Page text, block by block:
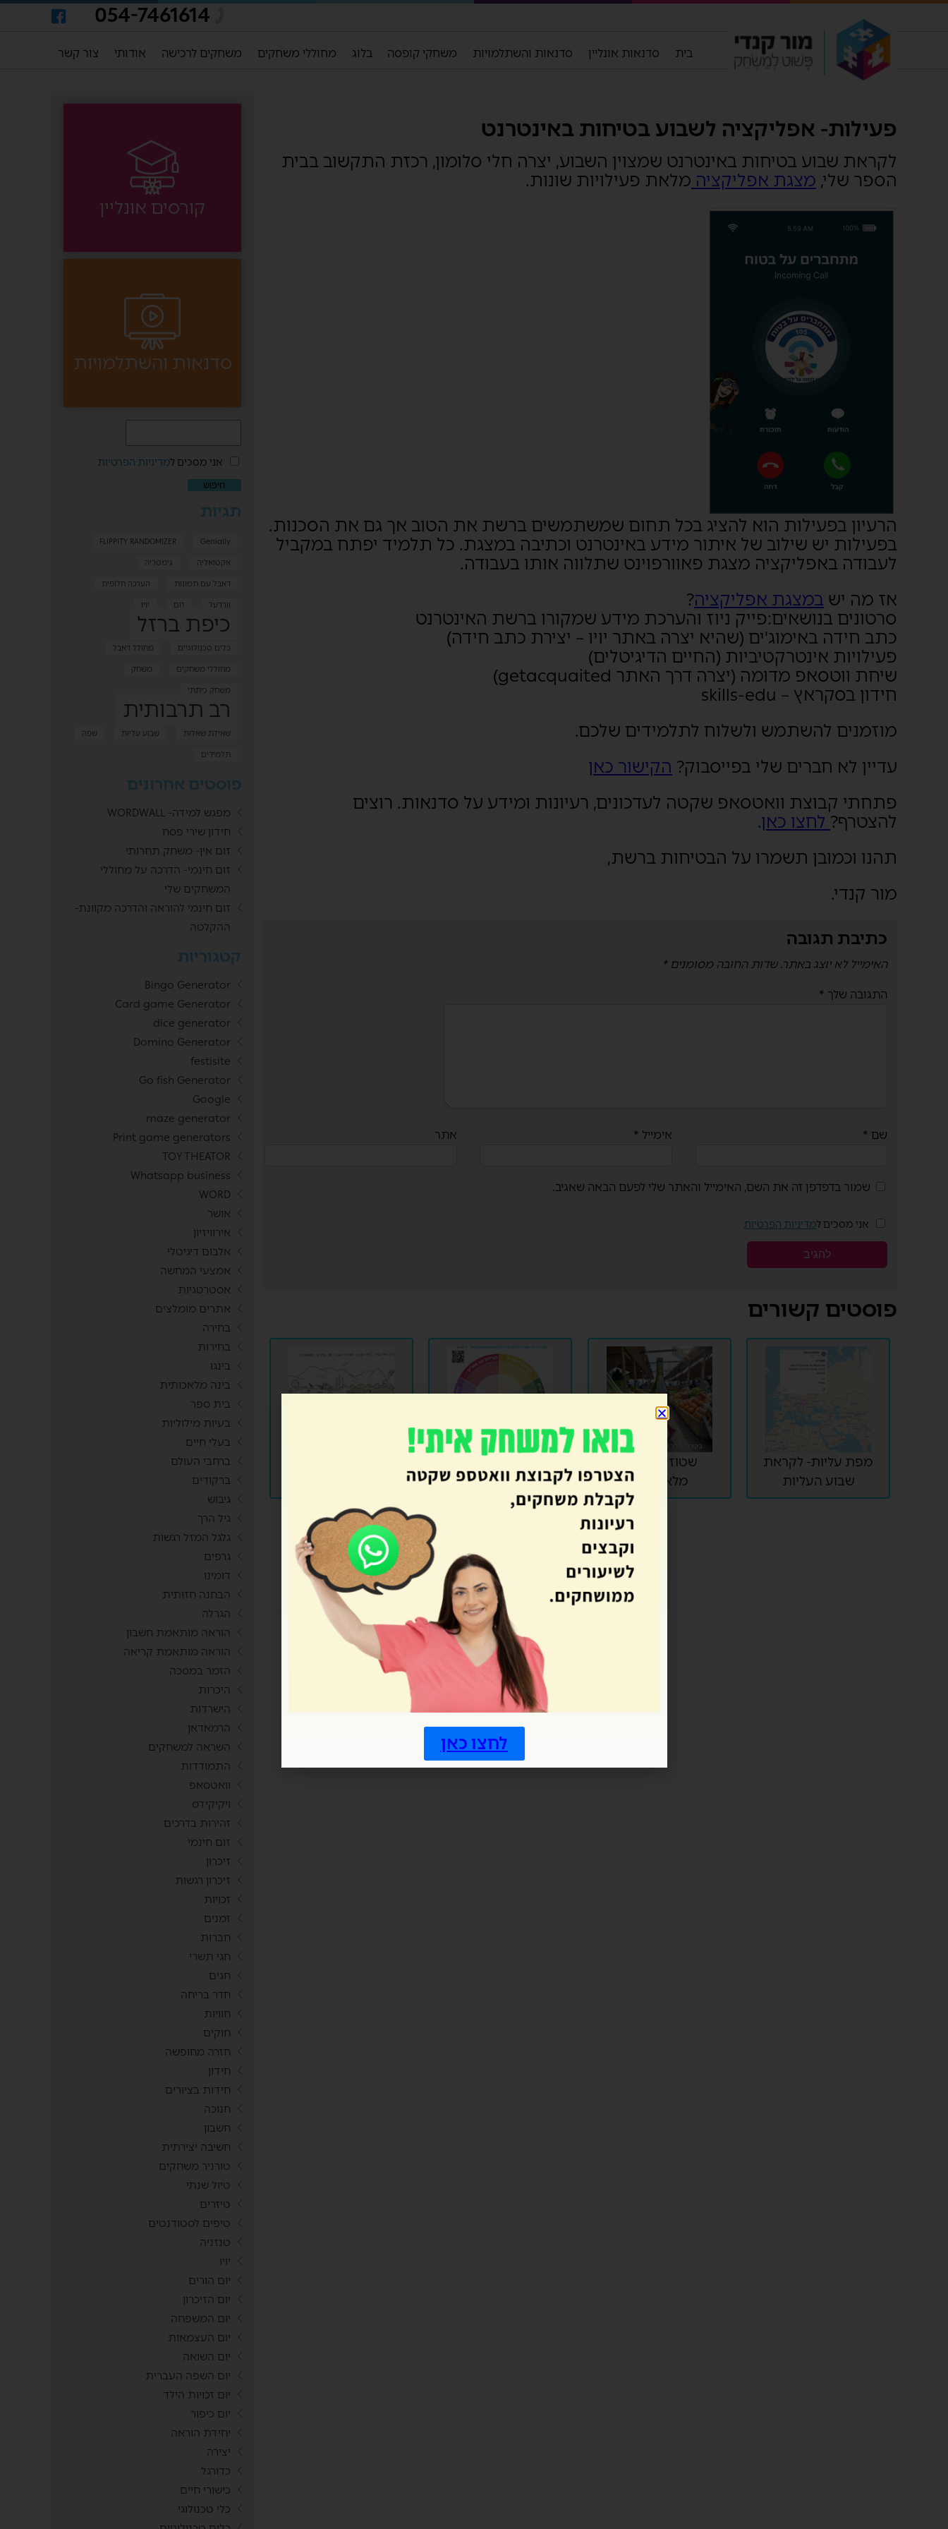
054-7461614
בית סדנאות אונליין סדנאות והשתלמויות משחקי קופסה בלוג מחוללי משחקים משחקים לרכישה אודותי צור קשר
פעילות- אפליקציה לשבוע בטיחות באינטרנט
לקראת שבוע בטיחות באינטרנט שמצוין השבוע, יצרה חלי סלומון, רכזת התקשוב בבית
הספר שלי, מצגת אפליקציה מלאת פעילויות שונות.
הרעיון בפעילות הוא להציג בכל תחום שמשתמשים ברשת את הטוב אך גם את הסכנות.
בפעילות יש שילוב של איתור מידע באינטרנט וכתיבה במצגת. כל תלמיד יפתח במקביל
לעבודה באפליקציה מצגת פאוורפוינט שתלווה אותו בעבודה.
אז מה יש במצגת אפליקציה?
סרטונים בנושאים:פייק ניוז והערכת מידע שמקורו ברשת האינטרנט
כתב חידה באימוג'ים (שהיא יצרה באתר יויו – יצירת כתב חידה)
פעילויות אינטרקטיביות (החיים הדיגיטלים)
שיחת ווטסאפ מדומה (יצרה דרך האתר getacquaited)
חידון בסקראץ – skills-edu
מוזמנים להשתמש ולשלוח לתלמידים שלכם.
עדיין לא חברים שלי בפייסבוק? הקישור כאן
פתחתי קבוצת וואטסאפ שקטה לעדכונים, רעיונות ומידע על סדנאות. רוצים
להצטרף? לחצו כאן.
תהנו וכמובן תשמרו על הבטיחות ברשת,
מור קנדי.
כתיבת תגובה
האימייל לא יוצג באתר. שדות החובה מסומנים*
התגובה שלך *
שם * אימייל * אתר
שמור בדפדפן זה את השם, האימייל והאתר שלי לפעם הבאה שאגיב.
אני מסכים למדיניות הפרטיות
פוסטים קשורים
מפת עליות- לקראת
שבוע העליות
שטוזים בבינה
מלאכותית
חוסן- יצירת סדר יום
מאוזן
קורסים אונליין
סדנאות והשתלמויות
אני מסכים למדיניות הפרטיות
תגיות
FLIPPITY RANDOMIZER
Genially
אקטואליה
גימטריה
דאבל עם תמונות
הערכה חלופית
וורדעל
זום יויו
כיפת ברזל
כלים טכנולוגיים
מחולל דאבל
מחוללי משחקים
משחק
משחק כיתתי
רב תרבותית
שאילת שאלות שבוע עליות
שפה
תלמידים
פוסטים אחרונים
מפגש למידה- WORDWALL
חידון שירי פסח
זום אין- משחק תחרותי
זום חינמי- הדרכה על מחוללי
המשחקים שלי
זום חינמי להוראה והדרכה מקוונת-
ההקלטה
קטגוריות
Bingo Generator
Card game Generator
dice generator
Domino Generator
festisite
Go fish Generator
Google
maze generator
Print game generators
TOY THEATOR
Whatsapp business
WORD
אושר
אירוויזיון
אלבום דיגיטלי
אמצעי המחשה
אסטרטגיות
אתרים מומלצים
בחירה
בחירות
בינגו
בינה מלאכותית
בית ספר
בעיות מילוליות
בעלי חיים
ברחבי העולם
ברקודים
גיבוש
גיל הרך
גלגל המזל רגשות
גרפים
דומינו
הבחנה חזותית
הגרלה
הוראה מותאמת חשבון
הוראה מותאמת קריאה
הזמר במסכה
היכרות
הישרדות
הרמאדאן
השראה למשחקים
התמודדות
וואטסאפ
ויקיקידס
זהירות בדרכים
זום חינמי
זיכרון
זיכרון רגשות
זכויות
זמנים
חברות
חגי תשרי
חגים
חדר בריחה
חוויות
חוקים
חזרה מחופשה
חידון
חידות בציורים
חנוכה
חשבון
חשיבה יצירתית
טורניר משחקים
טיול שנתי
טיזרים
טיפים לסטודנטים
טנזניה
יויו
יום הורים
יום הזיכרון
יום המשפחה
יום העצמאות
יום השואה
יום השפה העברית
יום זכויות הילד
יום כיפור
יחידת הוראה
יצירה
כדורגל
כישורי חיים
כלי טכנולוגי
לחצו כאן